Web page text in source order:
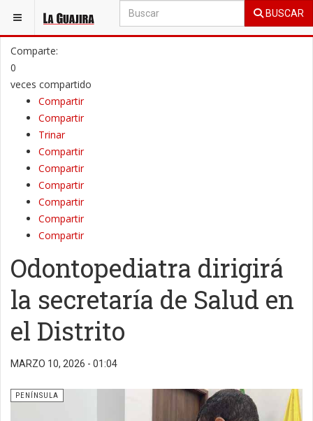
BUSCAR
ESTÁ AQUÍ: LA GUAJIRA PENÍNSULA
Comparte:
0
veces compartido
Compartir
Compartir
Trinar
Compartir
Compartir
Compartir
Compartir
Compartir
Compartir
Odontopediatra dirigirá
la secretaría de Salud en
el Distrito
MARZO 10, 2026 - 01:04
PENÍNSULA